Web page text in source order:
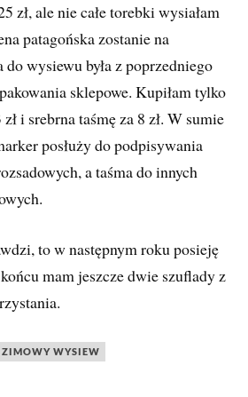
zł, ale nie całe torebki wysiałam
patagońska zostanie na
wysiewu była z poprzedniego
sklepowe. Kupiłam tylko
i srebrna taśmę za 8 zł. W sumie
posłuży do podpisywania
a taśma do innych
to w następnym roku posieję
mam jeszcze dwie szuflady z
ZIMOWY WYSIEW